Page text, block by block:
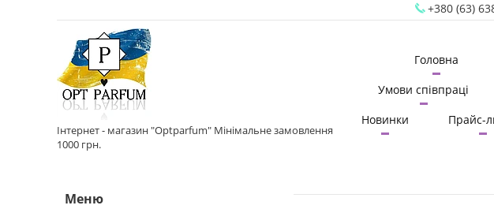
+380 (63)
Інтернет - магазин "Optparfum" Мінімальне замовлення
1000 грн.
Головна
Умови співпраці
Новинки
Прайс-